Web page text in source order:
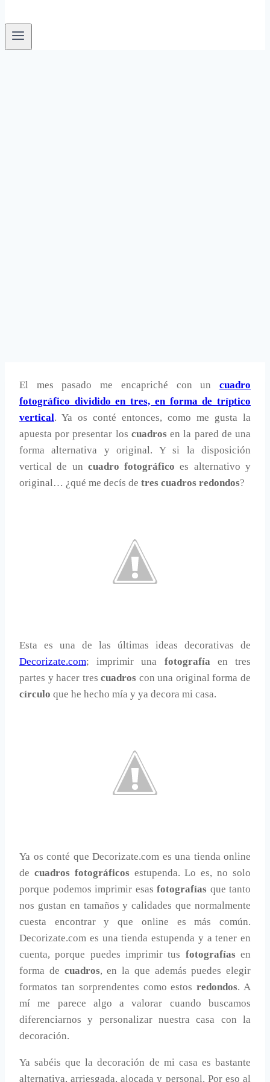
El mes pasado me encapriché con un cuadro
fotográfico dividido en tres, en forma de tríptico
vertical. Ya os conté entonces, como me gusta la
apuesta por presentar los cuadrosen la pared de una
forma alternativa y original. Y si la disposición
vertical de un cuadro fotográfico es alternativo y
original… ¿qué me decís de tres cuadros redondos?
Esta es una de las últimas ideas decorativas de
Decorizate.com; imprimir una fotografía en tres
partes y hacer trescuadros con una original forma de
círculo que he hecho mía y ya decora mi casa.
Ya os conté que Decorizate.com es una tienda online
de cuadros fotográficosestupenda. Lo es, no solo
porque podemos imprimir esas fotografías que tanto
nos gustan en tamaños y calidades que normalmente
cuesta encontrar y que online es más común.
Decorizate.com es una tienda estupenda y a tener en
cuenta, porque puedes imprimir tus fotografíasen
forma de cuadros, en la que además puedes elegir
formatos tan sorprendentes como estosredondos. A
mí me parece algo a valorar cuando buscamos
diferenciarnos y personalizar nuestra casa con la
decoración.
Ya sabéis que la decoración de mi casa es bastante
alternativa, arriesgada, alocada y personal. Por eso al